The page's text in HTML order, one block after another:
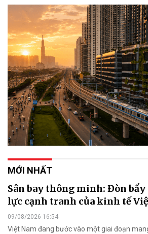
MỚI NHẤT
Sân bay thông minh: Đòn
lực cạnh tranh của kinh tế
09/08/2026 16:54
Việt Nam đang bước vào một giai đoạn